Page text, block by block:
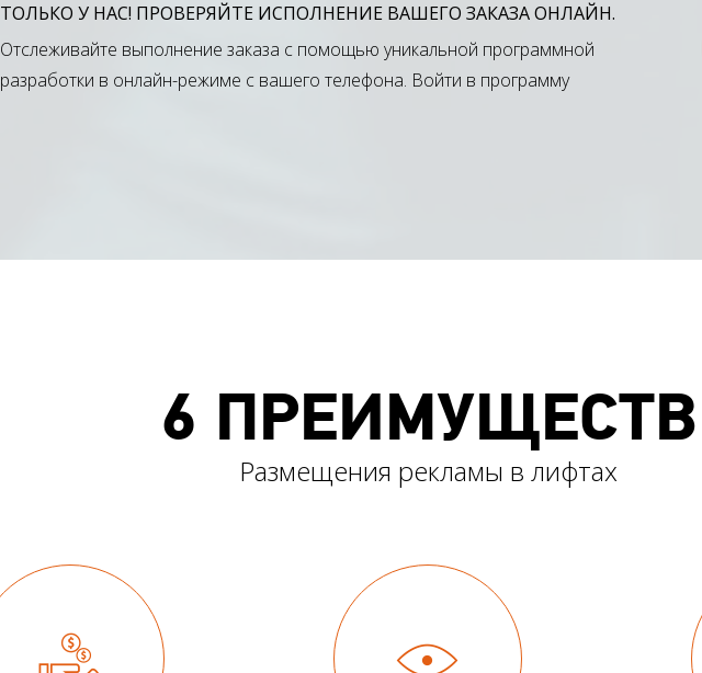
ТОЛЬКО У НАС! ПРОВЕРЯЙТЕ ИСПОЛНЕНИЕ ВАШЕГО ЗАКАЗА ОНЛАЙН.
Отслеживайте выполнение заказа с помощью уникальной программной
разработки в онлайн-режиме с вашего телефона. Войти в программу
6 ПРЕИМУЩЕСТВ
Размещения рекламы в лифтах